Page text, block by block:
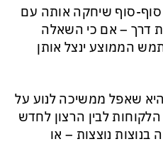
סוף-סוף שיחקה אותה עם
דרך – אם כי השאלה
הממוצע ינצל אותן
שאפל ממשיכה לנוע על
לבין הרצון לחדש
נוצצות – או